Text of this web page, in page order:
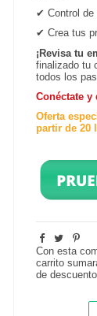
✔ Control
✔ Crea tus
¡Revisa tu
finalizado tu
todos los
Conéctate y
Oferta
partir de 20
Con esta
carrito
de